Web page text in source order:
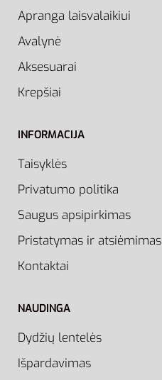
Apranga laisvalaikiui
Avalynė
Aksesuarai
Krepšiai
INFORMACIJA
Taisyklės
Privatumo politika
Saugus apsipirkimas
Pristatymas ir atsiėmimas
Kontaktai
NAUDINGA
Dydžių lentelės
Išpardavimas